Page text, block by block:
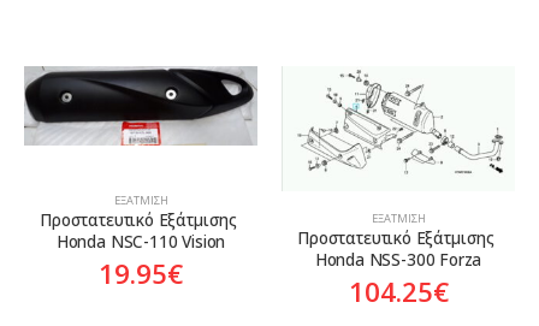
ΕΞΆΤΜΙΣΗ
Προστατευτικό Εξάτμισης
Honda NSC-110 Vision
19.95€
ΕΞΆΤΜΙΣΗ
Προστατευτικό Εξάτμισης
Honda NSS-300 Forza
104.25€